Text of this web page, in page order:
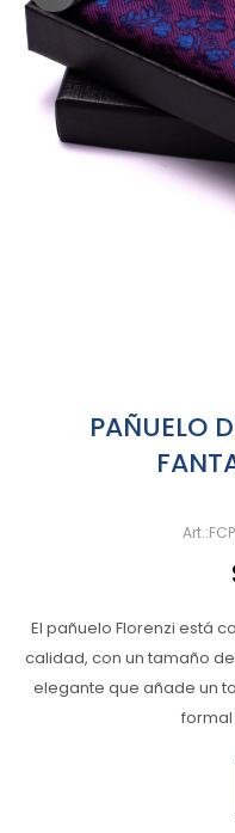
PAÑUELO
El pañuelo Florenzi está
calidad, con un tamaño
elegante que añade un